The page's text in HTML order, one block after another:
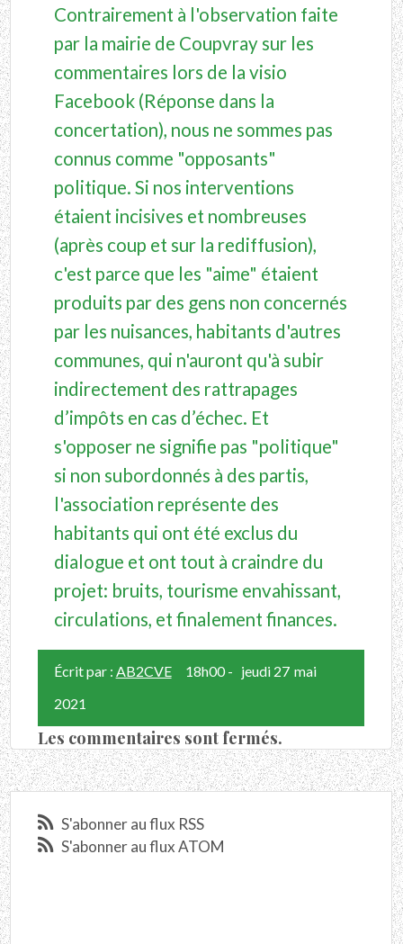
S'abonner au flux RSS
S'abonner au flux ATOM
Contrairement à l'observation faite
par la mairie de Coupvray sur les
commentaires lors de la visio
Facebook (Réponse dans la
concertation), nous ne sommes pas
connus comme "opposants"
politique. Si nos interventions
étaient incisives et nombreuses
(après coup et sur la rediffusion),
c'est parce que les "aime" étaient
produits par des gens non concernés
par les nuisances, habitants d'autres
communes, qui n'auront qu'à subir
indirectement des rattrapages
d’impôts en cas d’échec. Et
s'opposer ne signifie pas "politique"
si non subordonnés à des partis,
l'association représente des
habitants qui ont été exclus du
dialogue et ont tout à craindre du
projet: bruits, tourisme envahissant,
circulations, et finalement finances.
Écrit par : AB2CVE 18h00- jeudi 27 mai
2021
Les commentaires sont fermés.